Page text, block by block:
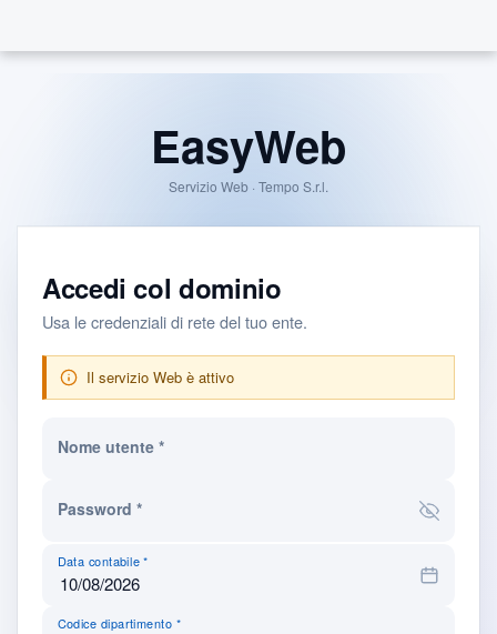
EasyWeb
Servizio Web · Tempo S.r.l.
Accedi col dominio
Usa le credenziali di rete del tuo ente.
Il servizio Web è attivo
Nome utente *
Password *
Data contabile *
Codice dipartimento *